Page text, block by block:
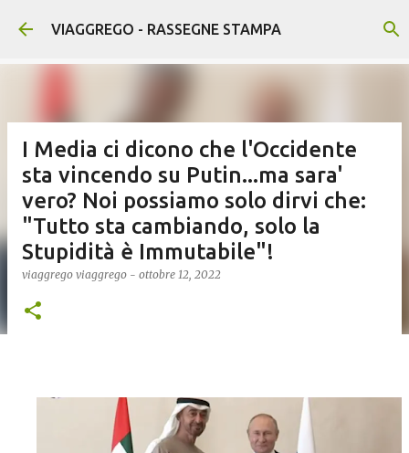
Passa ai contenuti principali
VIAGGREGO - RASSEGNE STAMPA
I Media ci dicono che l'Occidente
sta vincendo su Putin...ma sara'
vero? Noi possiamo solo dirvi che:
"Tutto sta cambiando, solo la
Stupidità è Immutabile"!
viaggrego viaggrego - ottobre 12, 2022